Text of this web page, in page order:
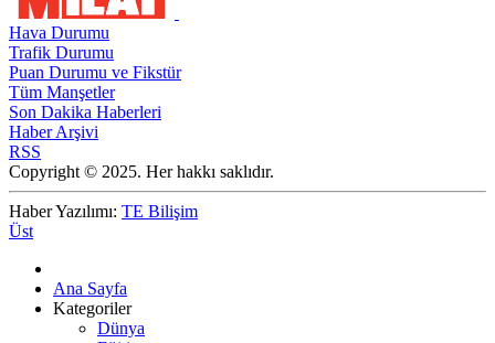
Hava Durumu
Trafik Durumu
Puan Durumu ve Fikstür
Tüm Manşetler
Son Dakika Haberleri
Haber Arşivi
RSS
Copyright © 2025. Her hakkı saklıdır.
Haber Yazılımı: TE Bilişim
Üst
Ana Sayfa
Kategoriler
Dünya